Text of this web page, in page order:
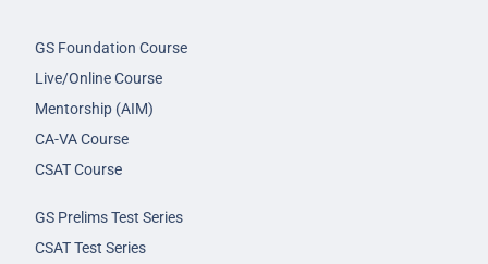
GS Foundation Course
Live/Online Course
Mentorship (AIM)
CA-VA Course
CSAT Course
GS Prelims Test Series
CSAT Test Series